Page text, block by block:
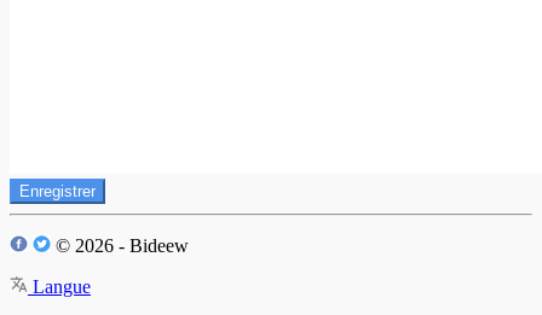
Enregistrer
© 2026 - Bideew
Langue